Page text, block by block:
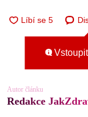
Autor článku
Redakce